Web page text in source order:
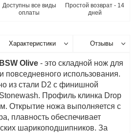
Доступны все виды
оплаты
Простой возврат - 14
дней
Характеристики Отзывы
Olive - это складной нож для
повседневного использования.
из стали D2 с финишной
Профиль клинка Drop
Открытие ножа выполняется с
плавность обеспечивает
шарикоподшипников. За